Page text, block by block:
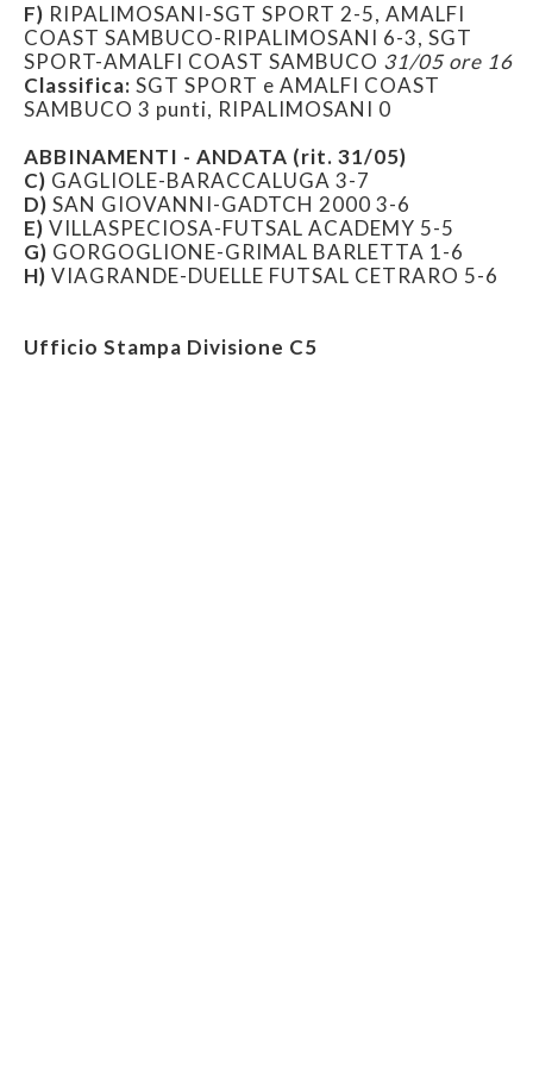
F) RIPALIMOSANI-SGT SPORT 2-5, AMALFI
COAST SAMBUCO-RIPALIMOSANI 6-3, SGT
SPORT-AMALFI COAST SAMBUCO 31/05 ore 16
Classifica: SGT SPORT e AMALFI COAST
SAMBUCO 3 punti, RIPALIMOSANI 0
ABBINAMENTI - ANDATA (rit. 31/05)
C) GAGLIOLE-BARACCALUGA 3-7
D) SAN GIOVANNI-GADTCH 2000 3-6
E) VILLASPECIOSA-FUTSAL ACADEMY 5-5
G) GORGOGLIONE-GRIMAL BARLETTA 1-6
H) VIAGRANDE-DUELLE FUTSAL CETRARO 5-6
Ufficio Stampa Divisione C5